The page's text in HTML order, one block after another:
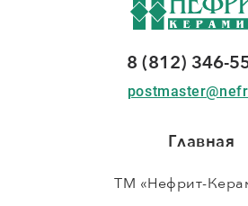
8 (812) 346-
Главная
ТМ «Нефрит-